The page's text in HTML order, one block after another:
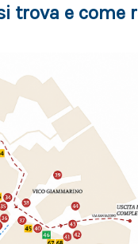
trova e come